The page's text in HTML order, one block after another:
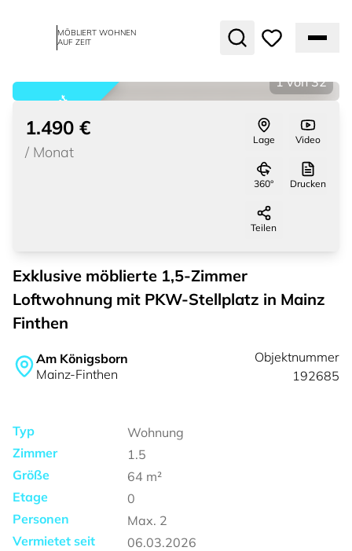
MÖBLIERT WOHNEN
AUF ZEIT
vermietet
1 von 32
1.490 €
/ Monat
Lage Video
360° Drucken
Teilen
Exklusive möblierte 1,5-Zimmer
Loftwohnung mit PKW-Stellplatz in Mainz
Finthen
Am Königsborn
Mainz-Finthen
Objektnummer
192685
Typ
Wohnung
Zimmer
1.5
Größe
64 m²
Etage
0
Personen
Max. 2
Vermietet seit
06.03.2026